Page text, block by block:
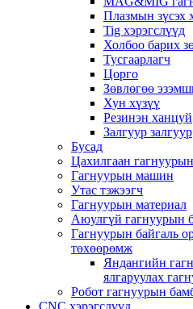
Плазмын зүсэх
Tig хэрэгслүүд
Холбоо барих
Тусгаарлагч
Цорго
Зөвлөгөө
Хун хүзүү
Резинэн ханцуй
Залгуур залгуур
Бусад
Цахилгаан
Гагнуурын машин
Утас тэжээгч
Гагнуурын материал
Аюулгүй гагнуурын
Гагнуурын байгаль
төхөөрөмж
Яндангийн
ялгаруулах
Робот гагнуурын
CNC хэрэгслүүд